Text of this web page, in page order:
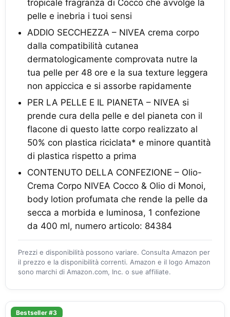
tropicale fragranza di Cocco che avvolge la
pelle e inebria i tuoi sensi
ADDIO SECCHEZZA – NIVEA crema corpo
dalla compatibilità cutanea
dermatologicamente comprovata nutre la
tua pelle per 48 ore e la sua texture leggera
non appiccica e si assorbe rapidamente
PER LA PELLE E IL PIANETA – NIVEA si
prende cura della pelle e del pianeta con il
flacone di questo latte corpo realizzato al
50% con plastica riciclata* e minore quantità
di plastica rispetto a prima
CONTENUTO DELLA CONFEZIONE – Olio-
Crema Corpo NIVEA Cocco & Olio di Monoi,
body lotion profumata che rende la pelle da
secca a morbida e luminosa, 1 confezione
da 400 ml, numero articolo: 84384
Prezzi e disponibilità possono variare. Consulta Amazon per
il prezzo e la disponibilità correnti. Amazon e il logo Amazon
sono marchi di Amazon.com, Inc. o sue affiliate.
Bestseller #3